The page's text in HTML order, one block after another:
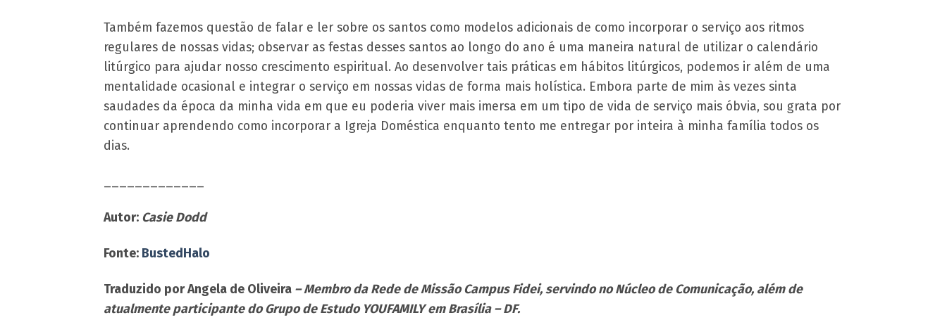
Também fazemos questão de falar e ler sobre os santos como modelos adicionais de como incorporar o serviço aos ritmos
regulares de nossas vidas; observar as festas desses santos ao longo do ano é uma maneira natural de utilizar o calendário
litúrgico para ajudar nosso crescimento espiritual. Ao desenvolver tais práticas em hábitos litúrgicos, podemos ir além de uma
mentalidade ocasional e integrar o serviço em nossas vidas de forma mais holística. Embora parte de mim às vezes sinta
saudades da época da minha vida em que eu poderia viver mais imersa em um tipo de vida de serviço mais óbvia, sou grata por
continuar aprendendo como incorporar a Igreja Doméstica enquanto tento me entregar por inteira à minha família todos os
dias.
Autor: Casie Dodd
Fonte: BustedHalo
Traduzido por Angela de Oliveira – Membro da Rede de Missão Campus Fidei, servindo no Núcleo de Comunicação, além de
atualmente participante do Grupo de Estudo YOUFAMILY em Brasília – DF.